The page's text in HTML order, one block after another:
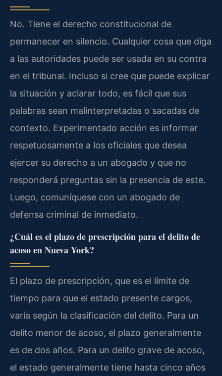
No. Tiene el derecho constitucional de
permanecer en silencio. Cualquier cosa que diga
a las autoridades puede ser usada en su contra
en el tribunal. Incluso si cree que puede explicar
la situación y aclarar todo, es fácil que sus
palabras sean malinterpretadas o sacadas de
contexto. Experimentado acción es informar
respetuosamente a los oficiales que desea
ejercer su derecho a un abogado y que no
responderá preguntas sin la presencia de este.
Luego, comuníquese con un abogado de
defensa criminal de inmediato.
¿Cuál es el plazo de prescripción para el delito de
acoso en Nueva York?
El plazo de prescripción, que es el límite de
tiempo para que el estado presente cargos,
varía según la clasificación del delito. Para un
delito menor de acoso, el plazo generalmente
es de dos años. Para un delito grave de acoso,
el estado generalmente tiene hasta cinco años